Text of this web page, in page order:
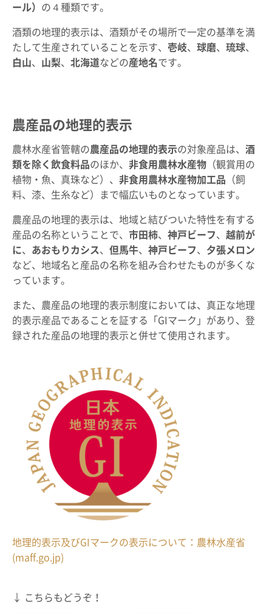
ール） の４種類です。
酒類の地理的表示は、酒類がその場所で一定の基準を満
たして生産されていることを示す、 壱岐、 球磨、 琉球、
白山、 山梨、 北海道などの産地名です。
農産品の地理的表示
農林水産省管轄の農産品の地理的表示の対象産品は、 酒
類を除く飲食料品のほか、 非食用農林水産物 （観賞用の
植物・魚、真珠など）、 非食用農林水産物加工品 （飼
料、漆、生糸など）まで幅広いものとなっています。
農産品の地理的表示は、地域と結びついた特性を有する
産品の名称ということで、 市田柿、 神戸ビーフ、 越前が
に、 あおもりカシス 、 但馬牛、 神戸ビーフ、 夕張メロン
など、地域名と産品の名称を組み合わせたものが多くな
っています。
また、農産品の地理的表示制度においては、真正な地理
的表示産品であることを証する「GIマーク」があり、登
録された産品の地理的表示と併せて使用されます。
地理的表示及びGIマークの表示について：農林水産省
(maff.go.jp)
↓ こちらもどうぞ！